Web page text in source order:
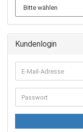
Kundenlogin
E-
Mail-
Adresse
Passwort